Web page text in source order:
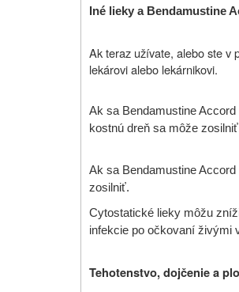
Iné lieky a Bendamustine
Ak teraz užívate, alebo ste v
lekárovi alebo lekárnikovi.
Ak sa Bendamustine
kostnú dreň sa môže
Ak sa Bendamustine
zosilniť.
Cytostatické lieky môžu
infekcie po očkovaní živými
Tehotenstvo, dojčenie a